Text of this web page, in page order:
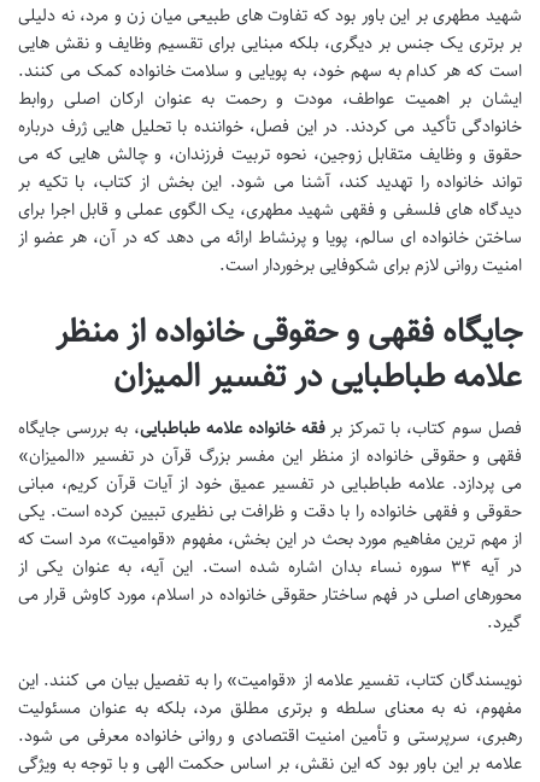
شهید مطهری بر این باور بود که تفاوت های طبیعی میان زن و مرد، نه دلیلی
بر برتری یک جنس بر دیگری، بلکه مبنایی برای تقسیم وظایف و نقش هایی
است که هر کدام به سهم خود، به پویایی و سلامت خانواده کمک می کنند.
ایشان بر اهمیت عواطف، مودت و رحمت به عنوان ارکان اصلی روابط
خانوادگی تأکید می کردند. در این فصل، خواننده با تحلیل هایی ژرف درباره
حقوق و وظایف متقابل زوجین، نحوه تربیت فرزندان، و چالش هایی که می
تواند خانواده را تهدید کند، آشنا می شود. این بخش از کتاب، با تکیه بر
دیدگاه های فلسفی و فقهی شهید مطهری، یک الگوی عملی و قابل اجرا برای
ساختن خانواده ای سالم، پویا و پرنشاط ارائه می دهد که در آن، هر عضو از
امنیت روانی لازم برای شکوفایی برخوردار است.
جایگاه فقهی و حقوقی خانواده از منظر
علامه طباطبایی در تفسیر المیزان
فصل سوم کتاب، با تمرکز برفقه خانواده علامه طباطبایی، به بررسی جایگاه
فقهی و حقوقی خانواده از منظر این مفسر بزرگ قرآن در تفسیر «المیزان»
می پردازد. علامه طباطبایی در تفسیر عمیق خود از آیات قرآن کریم، مبانی
حقوقی و فقهی خانواده را با دقت و ظرافت بی نظیری تبیین کرده است. یکی
از مهم ترین مفاهیم مورد بحث در این بخش، مفهوم «قوامیت» مرد است که
در آیه ۳۴ سوره نساء بدان اشاره شده است. این آیه، به عنوان یکی از
محورهای اصلی در فهم ساختار حقوقی خانواده در اسلام، مورد کاوش قرار می
گیرد.
نویسندگان کتاب، تفسیر علامه از «قوامیت» را به تفصیل بیان می کنند. این
مفهوم، نه به معنای سلطه و برتری مطلق مرد، بلکه به عنوان مسئولیت
رهبری، سرپرستی و تأمین امنیت اقتصادی و روانی خانواده معرفی می شود.
علامه بر این باور بود که این نقش، بر اساس حکمت الهی و با توجه به ویژگی